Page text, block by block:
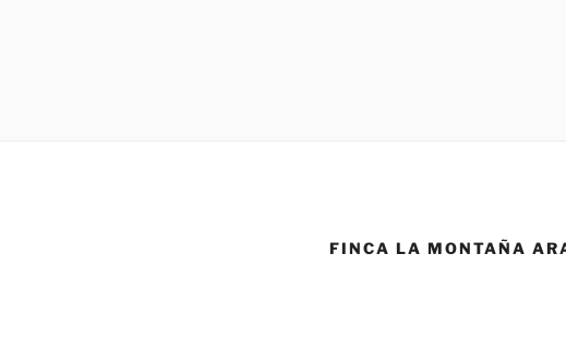
FINCA LA MONTAÑA